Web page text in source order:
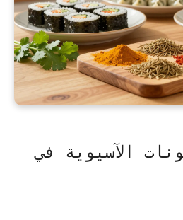
الآسيوية في